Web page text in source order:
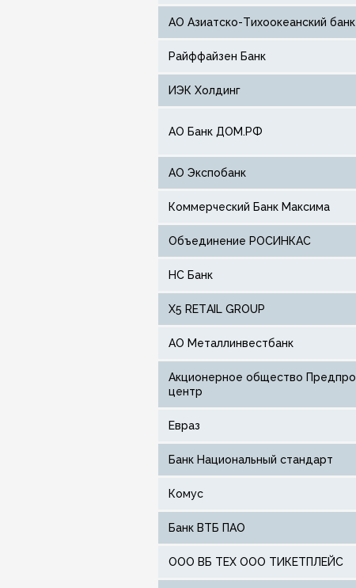
АО Азиатско-Тихоокеанский банк
Райффайзен Банк
ИЭК Холдинг
АО Банк ДОМ.РФ
АО Экспобанк
Коммерческий Банк Максима
Объединение РОСИНКАС
НС Банк
X5 RETAIL GROUP
АО Металлинвестбанк
Акционерное общество Предпроцессинговый расчетный
центр
Евраз
Банк Национальный стандарт
Комус
Банк ВТБ ПАО
ООО ВБ ТЕХ ООО ТИКЕТПЛЕЙС